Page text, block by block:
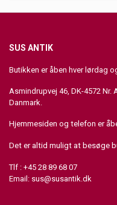
SUS ANTIK
Butikken er åben hver lørdag
Asmindrupvej 46, DK-4572 Nr.
Danmark.
Hjemmesiden og telefon er
Det er altid muligt at besøge
Tlf : +45 28 89 68 07
Email: sus@susantik.dk